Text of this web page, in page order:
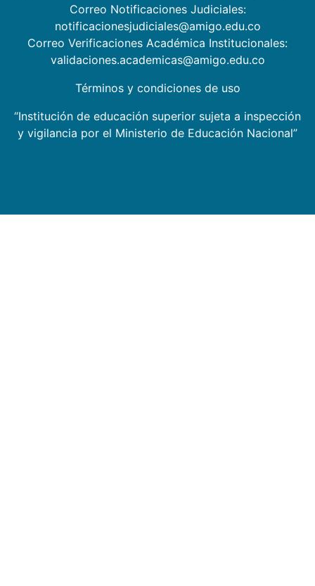
Correo Notificaciones Judiciales:
notificacionesjudiciales@amigo.edu.co
Correo Verificaciones Académica Institucionales:
validaciones.academicas@amigo.edu.co
Términos y condiciones de uso
“Institución de educación superior sujeta a inspección
y vigilancia por el Ministerio de Educación Nacional”